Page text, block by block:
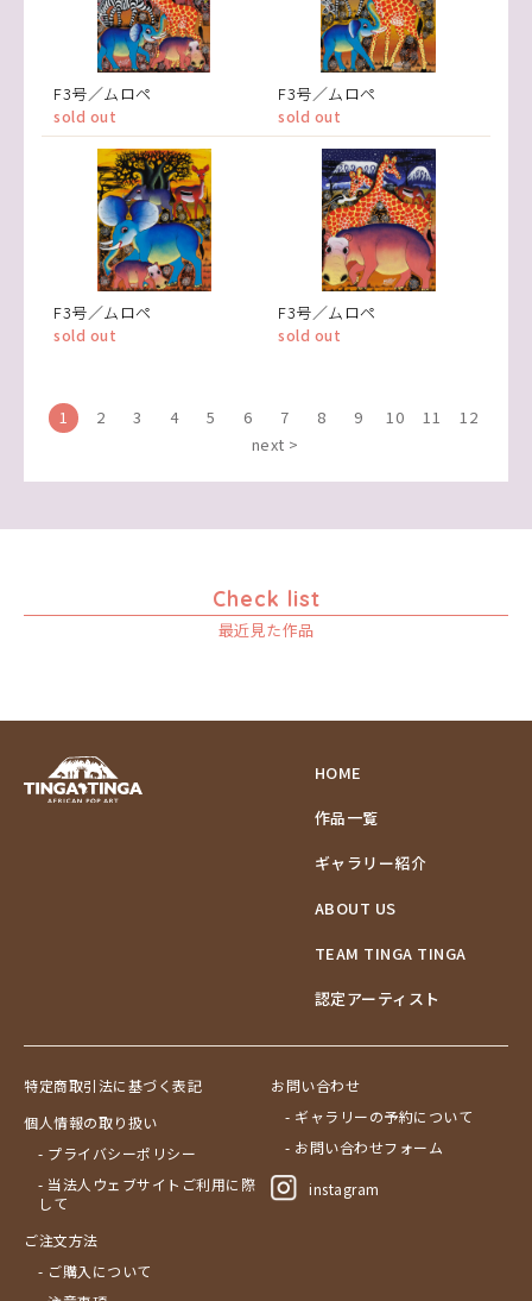
F3号／ムロペ
sold out
F3号／ムロペ
sold out
F3号／ムロペ
sold out
F3号／ムロペ
sold out
1 2 3 4 5 6 7 8 9 10 11
12
next >
Check list
最近見た作品
HOME
作品一覧
ギャラリー紹介
ABOUT US
TEAM TINGA TINGA
認定アーティスト
特定商取引法に基づく表記
個人情報の取り扱い
- プライバシーポリシー
- 当法人ウェブサイトご利用に際
して
ご注文方法
- ご購入について
お問い合わせ
- ギャラリーの予約について
- お問い合わせフォーム
instagram